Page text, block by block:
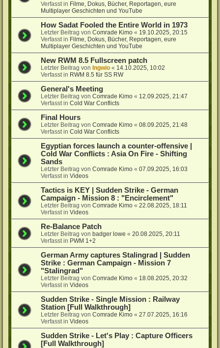
Verfasst in Filme, Dokus, Bücher, Reportagen, eure
Multiplayer Geschichten und YouTube
How Sadat Fooled the Entire World in 1973
Letzter Beitrag vonComrade Kimo « 19.10.2025, 20:15
Verfasst in Filme, Dokus, Bücher, Reportagen, eure
Multiplayer Geschichten und YouTube
New RWM 8.5 Fullscreen patch
Letzter Beitrag vonIngwio « 14.10.2025, 10:02
Verfasst in RWM 8.5 für SS RW
General's Meeting
Letzter Beitrag vonComrade Kimo « 12.09.2025, 21:47
Verfasst inCold War Conflicts
Final Hours
Letzter Beitrag vonComrade Kimo «08.09.2025, 21:48
Verfasst inCold War Conflicts
Egyptian forces launch a counter-offensive |
Cold War Conflicts : Asia On Fire - Shifting
Sands
Letzter Beitrag vonComrade Kimo «07.09.2025, 16:03
Verfasst inVideos
Tactics is KEY | Sudden Strike - German
Campaign - Mission 8 : "Encirclement"
Letzter Beitrag vonComrade Kimo «22.08.2025, 18:11
Verfasst inVideos
Re-Balance Patch
Letzter Beitrag vonbadger lowe «20.08.2025, 20:11
Verfasst in PWM 1+2
German Army captures Stalingrad | Sudden
Strike : German Campaign - Mission 7
"Stalingrad"
Letzter Beitrag vonComrade Kimo « 18.08.2025, 20:32
Verfasst inVideos
Sudden Strike - Single Mission : Railway
Station [Full Walkthrough]
Letzter Beitrag vonComrade Kimo «27.07.2025, 16:16
Verfasst inVideos
Sudden Strike - Let's Play : Capture Officers
[Full Walkthrough]